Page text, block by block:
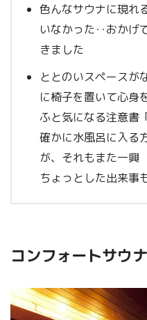
色んなサウナに現れ
いなかった‥おかげ
きました
ととのいスペースが
に椅子を置いて心身
ふと気になる注意書
確かに水風呂に入る
が、それもまた一興
ちょっとした出来事
コンフォートサウ